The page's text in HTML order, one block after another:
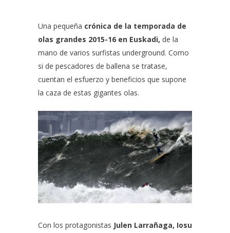
Una pequeña crónica de la temporada de
olas grandes 2015-16 en Euskadi, de la
mano de varios surfistas underground. Como
si de pescadores de ballena se tratase,
cuentan el esfuerzo y beneficios que supone
la caza de estas gigantes olas.
Con los protagonistas Julen Larrañaga, Iosu